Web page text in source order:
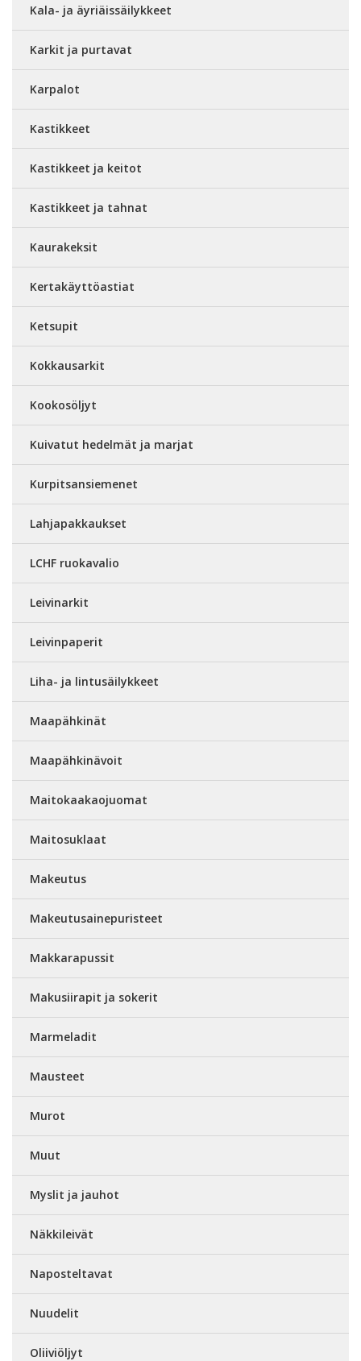
Kala- ja äyriäissäilykkeet
Karkit ja purtavat
Karpalot
Kastikkeet
Kastikkeet ja keitot
Kastikkeet ja tahnat
Kaurakeksit
Kertakäyttöastiat
Ketsupit
Kokkausarkit
Kookosöljyt
Kuivatut hedelmät ja marjat
Kurpitsansiemenet
Lahjapakkaukset
LCHF ruokavalio
Leivinarkit
Leivinpaperit
Liha- ja lintusäilykkeet
Maapähkinät
Maapähkinävoit
Maitokaakaojuomat
Maitosuklaat
Makeutus
Makeutusainepuristeet
Makkarapussit
Makusiirapit ja sokerit
Marmeladit
Mausteet
Murot
Muut
Myslit ja jauhot
Näkkileivät
Naposteltavat
Nuudelit
Oliiviöljyt